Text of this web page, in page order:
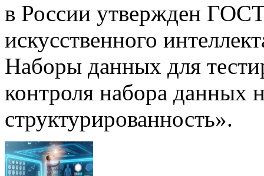
в России утвержден
искусственного
Наборы данных для
контроля набора данных
структурированность».